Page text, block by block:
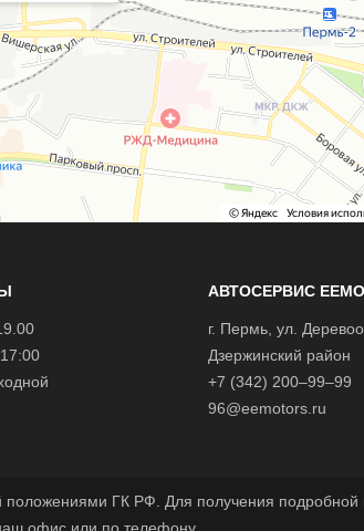
АВТОСЕРВИС
г. Пермь , ул.
Дзержинский район
+7 (342) 200–99–99
96@eemotors.ru
ГК РФ. Для получения